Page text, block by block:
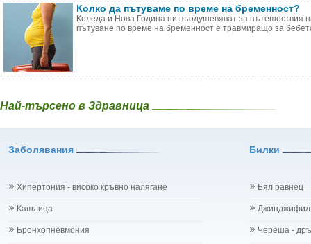
Колко да пътуваме по време на бременност?
Коледа и Нова Година ни въодушевяват за пътешествия
пътуване по време на бременност е травмиращо за
Най-търсено в Здравница
Заболявания Билки
Хипертония - високо кръвно налягане
Кашлица
Бронхопневмония
Бял равнец
Джинджифил
Череша -